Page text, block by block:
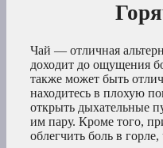
Чай — отличная
доходит до ощущения
также может быть
находитесь в плохую
открыть дыхательные
им пару. Кроме того,
облегчить боль в